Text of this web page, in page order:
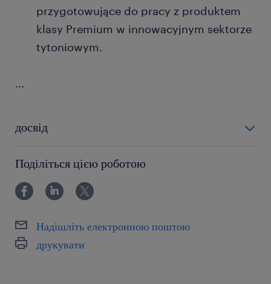
przygotowujące do pracy z produktem
klasy Premium w innowacyjnym sektorze
tytoniowym.
...
досвід
Поділіться цією роботою
Надішліть електронною поштою
друкувати